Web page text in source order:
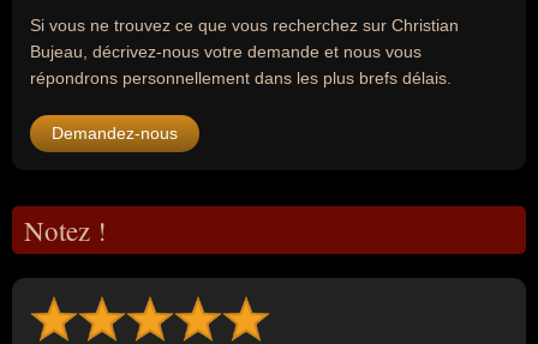
Si vous ne trouvez ce que vous recherchez sur Christian
Bujeau, décrivez-nous votre demande et nous vous
répondrons personnellement dans les plus brefs délais.
Demandez-nous
Notez !